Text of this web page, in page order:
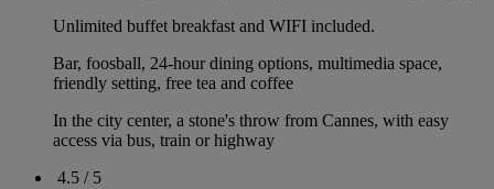
Unlimited buffet breakfast and WIFI included.
Bar, foosball, 24-hour dining options, multimedia space,
friendly setting, free tea and coffee
In the city center, a stone's throw from Cannes, with easy
access via bus, train or highway
4.5 / 5